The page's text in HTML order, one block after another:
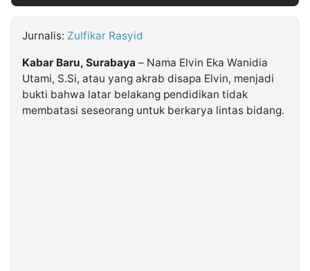
Kabarbaru.co
Jurnalis: Zulfikar Rasyid
Kabar Baru, Surabaya – Nama Elvin Eka Wanidia
Utami, S.Si, atau yang akrab disapa Elvin, menjadi
bukti bahwa latar belakang pendidikan tidak
membatasi seseorang untuk berkarya lintas bidang.